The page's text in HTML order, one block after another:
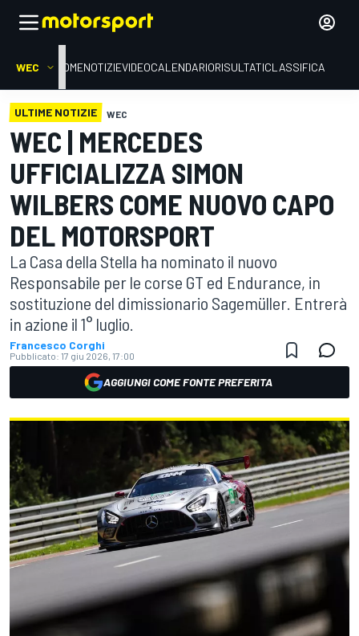
WEC HOMENOTIZIEVIDEOCALENDARIORISULTATICLASSIFICA
ULTIME NOTIZIE WEC
WEC | MERCEDES
UFFICIALIZZA SIMON
WILBERS COME NUOVO CAPO
DEL MOTORSPORT
La Casa della Stella ha nominato il nuovo
Responsabile per le corse GT ed Endurance, in
sostituzione del dimissionario Sagemüller. Entrerà
in azione il 1° luglio.
Francesco Corghi
Pubblicato: 17 giu 2026, 17:00
AGGIUNGI COME FONTE PREFERITA